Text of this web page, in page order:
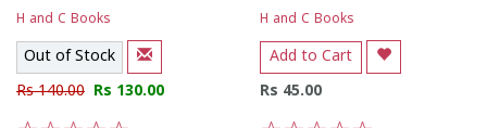
H and C Books
Out of Stock
Rs 140.00 Rs 130.00
H and C Books
Add to Cart
Rs 45.00